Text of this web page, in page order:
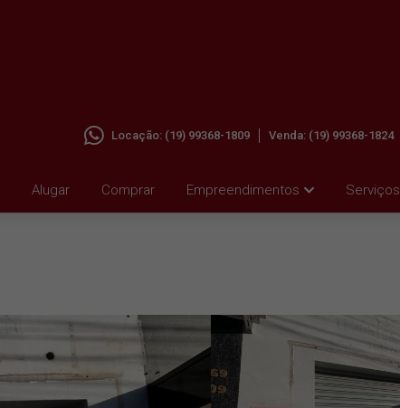
Alugar Comprar Empreendimentos Serviços
Locação: (19) 99368-1809 Venda: (19) 99368-1824